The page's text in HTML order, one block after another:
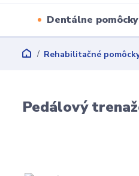
Dentálne pomôcky
Rehabilitačné
Pedálový